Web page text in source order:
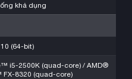
khả dụng
(64-bit)
i5-2500K (quad-core) / AMD®
FX-8320 (quad-core)